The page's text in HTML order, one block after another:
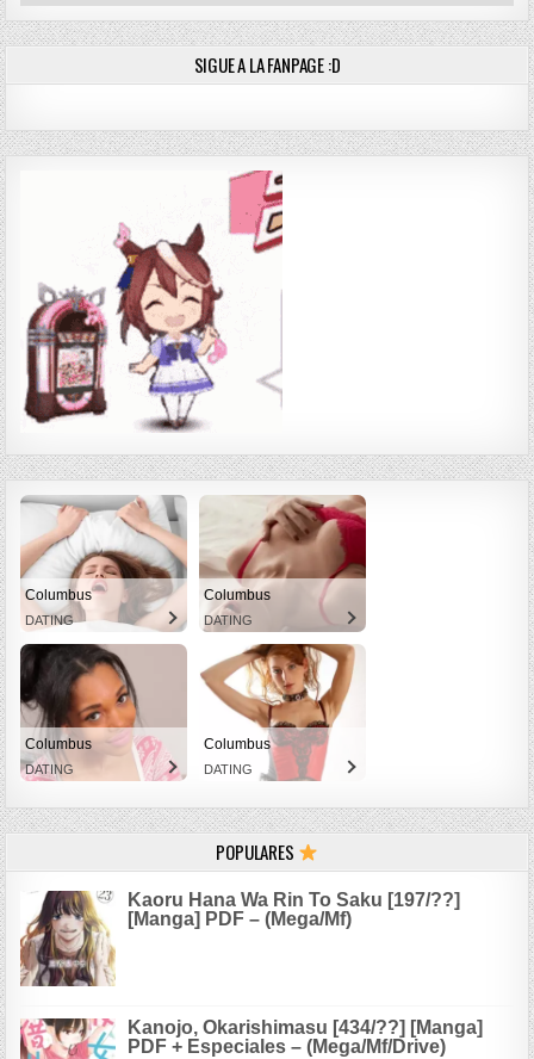
SIGUE A LA FANPAGE :D
Columbus
DATING
Columbus
DATING
Columbus
DATING
Columbus
DATING
POPULARES
Kaoru Hana Wa Rin To Saku [197/??]
[Manga] PDF – (Mega/Mf)
Kanojo, Okarishimasu [434/??] [Manga]
PDF + Especiales – (Mega/Mf/Drive)